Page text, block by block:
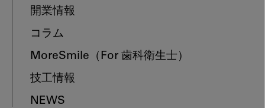
開業情報
コラム
MoreSmile （For 歯科衛生士）
技工情報
NEWS